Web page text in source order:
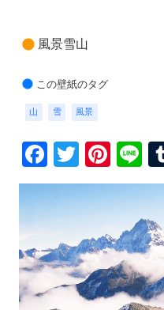
風景雪山
この壁紙のタグ
山 雪 風景
Facebook
Twitter